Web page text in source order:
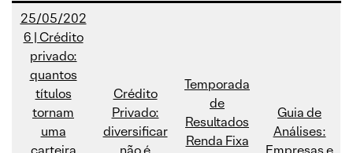
25/05/202
6 | Crédito
privado:
quantos
títulos
tornam
uma
Crédito
Privado:
diversificar
Temporada
de
Resultados
Renda Fixa
Guia de
Análises: